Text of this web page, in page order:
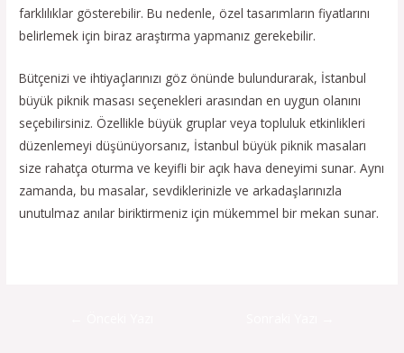
farklılıklar gösterebilir. Bu nedenle, özel tasarımların fiyatlarını
belirlemek için biraz araştırma yapmanız gerekebilir.
Bütçenizi ve ihtiyaçlarınızı göz önünde bulundurarak, İstanbul
büyük piknik masası seçenekleri arasından en uygun olanını
seçebilirsiniz. Özellikle büyük gruplar veya topluluk etkinlikleri
düzenlemeyi düşünüyorsanız, İstanbul büyük piknik masaları
size rahatça oturma ve keyifli bir açık hava deneyimi sunar. Aynı
zamanda, bu masalar, sevdiklerinizle ve arkadaşlarınızla
unutulmaz anılar biriktirmeniz için mükemmel bir mekan sunar.